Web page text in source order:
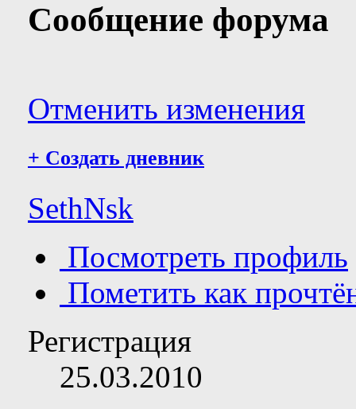
Сообщение форума
Отменить изменения
+ Создать дневник
SethNsk
Посмотреть профиль
Пометить как
Регистрация
25.03.2010